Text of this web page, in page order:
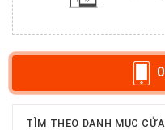
TÌM THEO DANH MỤC